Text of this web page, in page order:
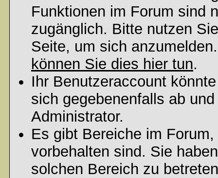
Funktionen im Forum sind
zugänglich. Bitte nutzen
Seite, um sich
können Sie dies hier tun.
Ihr Benutzeraccount
sich gegebenenfalls ab
Administrator.
Es gibt Bereiche im
vorbehalten sind. Sie
solchen Bereich zu